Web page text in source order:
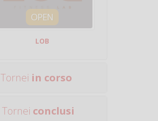
OPEN
LOB
Tornei in corso
Tornei conclusi